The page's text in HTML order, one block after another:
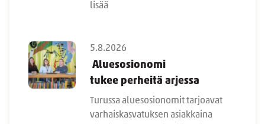
lisää
5.8.2026
Aluesosionomi
tukee perheitä arjessa
Turussa aluesosionomit tarjoavat
varhaiskasvatuksen asiakkaina